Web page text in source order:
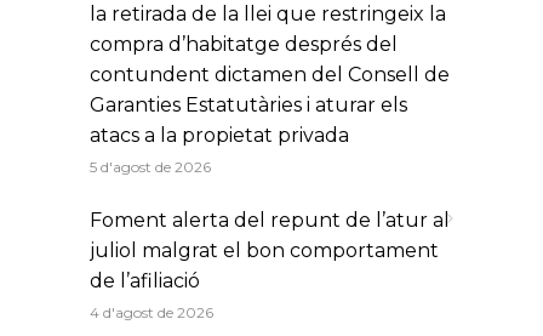
la retirada de la llei que restringeix la
compra d’habitatge després del
contundent dictamen del Consell de
Garanties Estatutàries i aturar els
atacs a la propietat privada
5 d'agost de 2026
Foment alerta del repunt de l’atur al
juliol malgrat el bon comportament
de l’afiliació
4 d'agost de 2026